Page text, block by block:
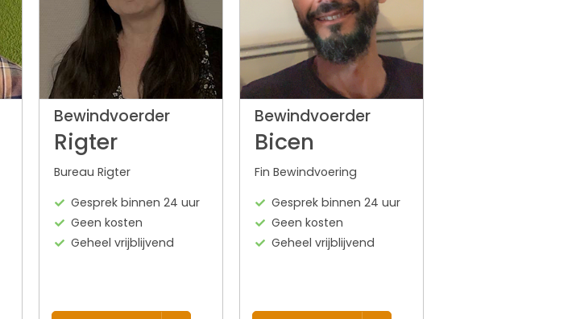
Bewindvoerder
Rigter
Bureau Rigter
Gesprek binnen 24 uur
Geen kosten
Geheel vrijblijvend
Bewindvoerder
Bicen
Fin Bewindvoering
Gesprek binnen 24 uur
Geen kosten
Geheel vrijblijvend